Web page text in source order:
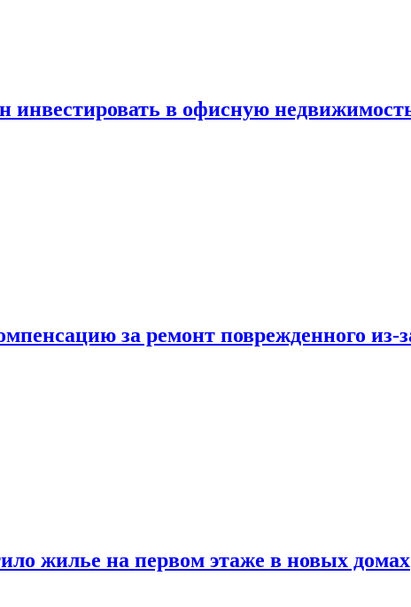
инвестировать в офисную
за ремонт поврежденного
жилье на первом этаже в новых домах